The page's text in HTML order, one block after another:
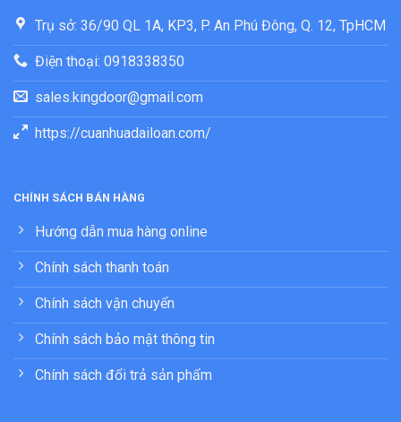
Trụ sở: 36/90 QL 1A, KP3, P. An Phú Đông, Q. 12, TpHCM
Điện thoại: 0918338350
sales.kingdoor@gmail.com
https://cuanhuadailoan.com/
CHÍNH SÁCH BÁN HÀNG
Hướng dẫn mua hàng online
Chính sách thanh toán
Chính sách vận chuyển
Chính sách bảo mật thông tin
Chính sách đổi trả sản phẩm